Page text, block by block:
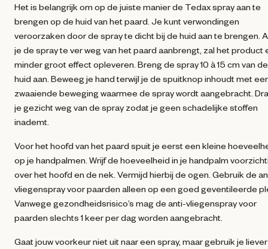
Het is belangrijk om op de juiste manier de Tedax spray aan te
brengen op de huid van het paard. Je kunt verwondingen
veroorzaken door de spray te dicht bij de huid aan te brengen.
je de spray te ver weg van het paard aanbrengt, zal het product
minder groot effect opleveren. Breng de spray 10 à 15 cm van de
huid aan. Beweeg je hand terwijl je de spuitknop inhoudt met
zwaaiende beweging waarmee de spray wordt aangebracht.
je gezicht weg van de spray zodat je geen schadelijke stoffen
inademt.
Voor het hoofd van het paard spuit je eerst een kleine
op je handpalmen. Wrijf de hoeveelheid in je handpalm
over het hoofd en de nek. Vermijd hierbij de ogen. Gebruik de
vliegenspray voor paarden alleen op een goed geventileerde
Vanwege gezondheidsrisico’s mag de anti-vliegenspray voor
paarden slechts 1 keer per dag worden aangebracht.
Gaat jouw voorkeur niet uit naar een spray, maar gebruik je liever